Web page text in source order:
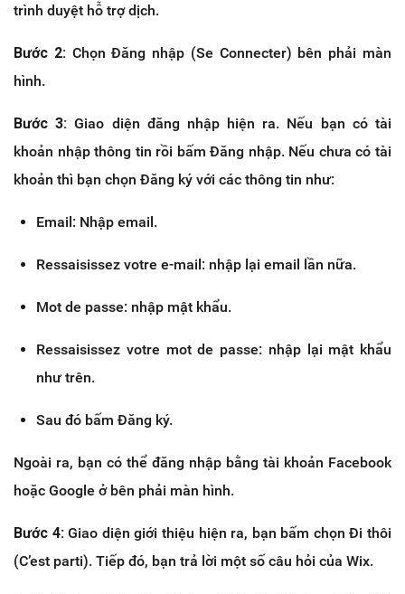
trình duyệt hỗ trợ dịch.
Bước 2: Chọn Đăng nhập (Se Connecter) bên phải màn
hình.
Bước 3: Giao diện đăng nhập hiện ra. Nếu bạn có tài
khoản nhập thông tin rồi bấm Đăng nhập. Nếu chưa có tài
khoản thì bạn chọn Đăng ký với các thông tin như:
Email: Nhập email.
Ressaisissez votre e-mail: nhập lại email lần nữa.
Mot de passe: nhập mật khẩu.
Ressaisissez votre mot de passe: nhập lại mật khẩu
như trên.
Sau đó bấm Đăng ký.
Ngoài ra, bạn có thể đăng nhập bằng tài khoản Facebook
hoặc Google ở bên phải màn hình.
Bước 4:Giao diện giới thiệu hiện ra, bạn bấm chọn Đi thôi
(C’est parti). Tiếp đó, bạn trả lời một số câu hỏi của Wix.